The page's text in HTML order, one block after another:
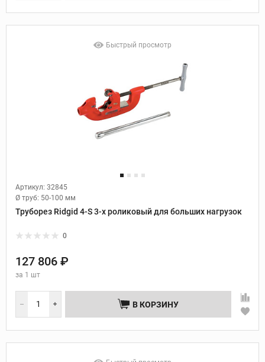
Быстрый просмотр
Артикул: 32845
Ø труб: 50-100 мм
Труборез Ridgid 4-S 3-х роликовый для больших нагрузок
0
127 806 ₽
за 1 шт
В КОРЗИНУ